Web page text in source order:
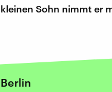
kleinen Sohn nimmt er
Berlin